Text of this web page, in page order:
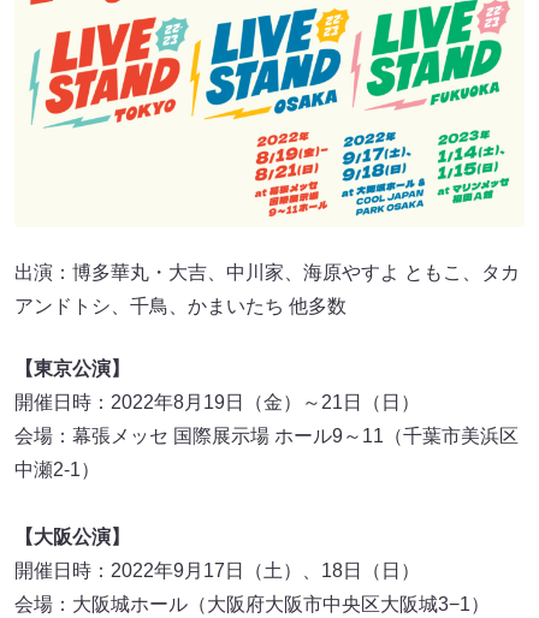
出演：博多華丸・大吉、中川家、海原やすよ ともこ、タカ
アンドトシ、千鳥、かまいたち 他多数
【東京公演】
開催日時：2022年8月19日（金）～21日（日）
会場：幕張メッセ 国際展示場 ホール9～11（千葉市美浜区
中瀬2-1）
【大阪公演】
開催日時：2022年9月17日（土）、18日（日）
会場：大阪城ホール（大阪府大阪市中央区大阪城3−1）